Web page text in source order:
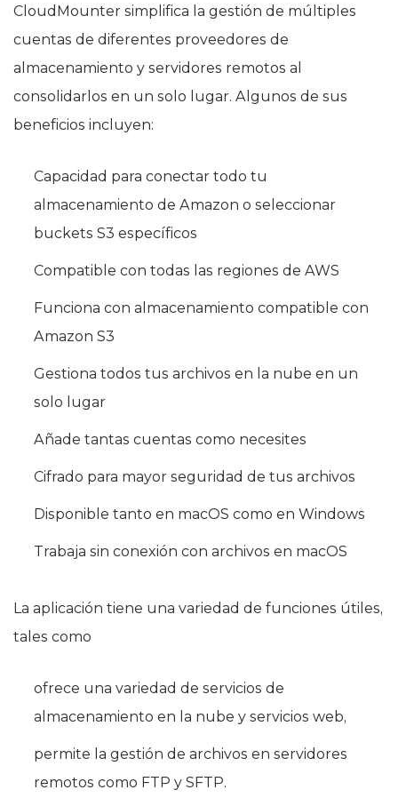
CloudMounter simplifica la gestión de múltiples
cuentas de diferentes proveedores de
almacenamiento y servidores remotos al
consolidarlos en un solo lugar. Algunos de sus
beneficios incluyen:
Capacidad para conectar todo tu
almacenamiento de Amazon o seleccionar
buckets S3 específicos
Compatible con todas las regiones de AWS
Funciona con almacenamiento compatible con
Amazon S3
Gestiona todos tus archivos en la nube en un
solo lugar
Añade tantas cuentas como necesites
Cifrado para mayor seguridad de tus archivos
Disponible tanto en macOS como en Windows
Trabaja sin conexión con archivos en macOS
La aplicación tiene una variedad de funciones útiles,
tales como
ofrece una variedad de servicios de
almacenamiento en la nube y servicios web,
permite la gestión de archivos en servidores
remotos como FTP y SFTP.